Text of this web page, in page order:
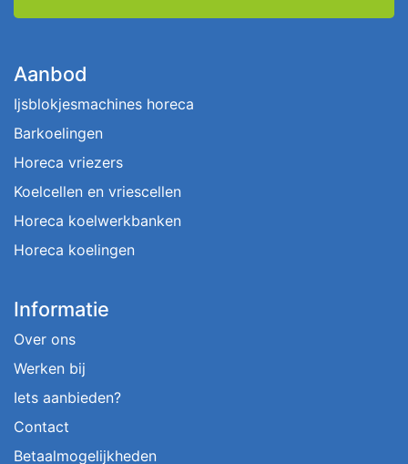
Aanbod
Ijsblokjesmachines horeca
Barkoelingen
Horeca vriezers
Koelcellen en vriescellen
Horeca koelwerkbanken
Horeca koelingen
Informatie
Over ons
Werken bij
Iets aanbieden?
Contact
Betaalmogelijkheden